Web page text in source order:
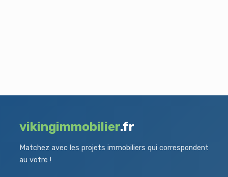
vikingimmobilier.fr
Matchez avec les projets immobiliers qui correspondent
au votre !